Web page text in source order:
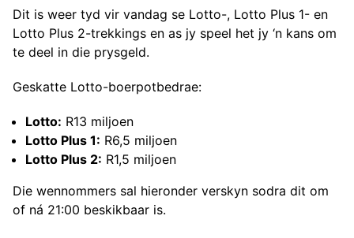
Dit is weer tyd vir vandag se Lotto-, Lotto Plus 1- en
Lotto Plus 2-trekkings en as jy speel het jy ‘n kans om
te deel in die prysgeld.
Geskatte Lotto-boerpotbedrae:
Lotto: R13 miljoen
Lotto Plus 1: R6,5 miljoen
Lotto Plus 2: R1,5 miljoen
Die wennommers sal hieronder verskyn sodra dit om
of ná 21:00 beskikbaar is.